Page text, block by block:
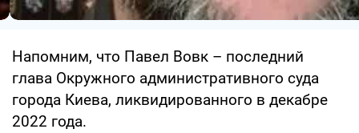
Напомним, что Павел Вовк – последний
глава Окружного административного суда
города Киева, ликвидированного в декабре
2022 года.